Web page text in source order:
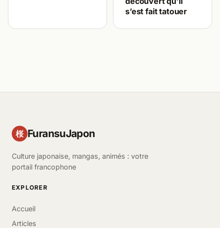
s’est fait tatouer
桜 FuransuJapon
Culture japonaise, mangas, animés : votre
portail francophone
EXPLORER
Accueil
Articles